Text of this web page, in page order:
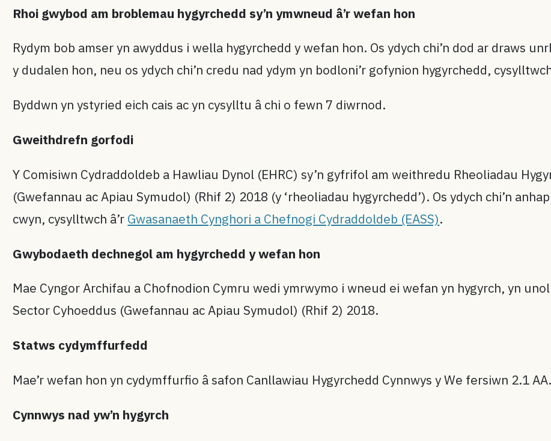
Rhoi gwybod am broblemau hygyrchedd sy’n ymwneud â’r wefan hon
Rydym bob amser yn awyddus i wella hygyrchedd y wefan hon. Os ydych chi’n dod ar draws
y dudalen hon, neu os ydych chi’n credu nad ydym yn bodloni’r gofynion hygyrchedd,
Byddwn yn ystyried eich cais ac yn cysylltu â chi o fewn 7 diwrnod.
Gweithdrefn gorfodi
Y Comisiwn Cydraddoldeb a Hawliau Dynol (EHRC) sy’n gyfrifol am weithredu Rheoliadau
(Gwefannau ac Apiau Symudol) (Rhif 2) 2018 (y ‘rheoliadau hygyrchedd’). Os ydych chi’n
cwyn, cysylltwch â’r Gwasanaeth Cynghori a Chefnogi Cydraddoldeb (EASS).
Gwybodaeth dechnegol am hygyrchedd y wefan hon
Mae Cyngor Archifau a Chofnodion Cymru wedi ymrwymo i wneud ei wefan yn hygyrch, yn
Sector Cyhoeddus (Gwefannau ac Apiau Symudol) (Rhif 2) 2018.
Statws cydymffurfedd
Mae’r wefan hon yn cydymffurfio â safon Canllawiau Hygyrchedd Cynnwys y We fersiwn 2.1 AA.
Cynnwys nad yw’n hygyrch